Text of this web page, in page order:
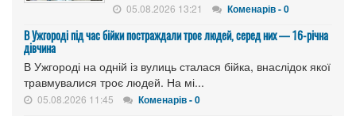
05.08.2026 13:21 Коменарів - 0
В Ужгороді під час бійки постраждали троє людей, серед них — 16-річна
дівчина
В Ужгороді на одній із вулиць сталася бійка, внаслідок якої
травмувалися троє людей. На мі...
05.08.2026 11:45 Коменарів - 0